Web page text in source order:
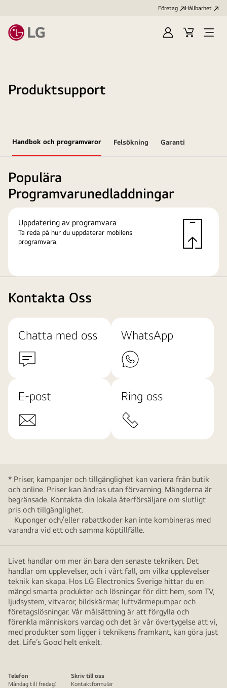
Företag Hållbarhet
LoggaKundvagn
Produktsupport
Handbok och programvaror Felsökning Garanti
Populära
Programvarunedladdningar
Uppdatering av programvara
Ta reda på hur du uppdaterar mobilens
programvara.
Kontakta Oss
Chatta med oss WhatsApp
E-post Ring oss
* Priser, kampanjer och tillgänglighet kan variera från butik
och online. Priser kan ändras utan förvarning. Mängderna är
begränsade. Kontakta din lokala återförsäljare om slutligt
pris och tillgänglighet.
Kuponger och/eller rabattkoder kan inte kombineras med
varandra vid ett och samma köptillfälle.
Livet handlar om mer än bara den senaste tekniken. Det
handlar om upplevelser, och i vårt fall, om vilka upplevelser
teknik kan skapa. Hos LG Electronics Sverige hittar du en
mängd smarta produkter och lösningar för ditt hem, som TV,
ljudsystem, vitvaror, bildskärmar, luftvärmepumpar och
företagslösningar. Vår målsättning är att förgylla och
förenkla människors vardag och det är vår övertygelse att vi,
med produkter som ligger i teknikens framkant, kan göra just
det. Life’s Good helt enkelt.
Telefon
Måndag till fredag:
Skriv till oss
Kontaktformulär